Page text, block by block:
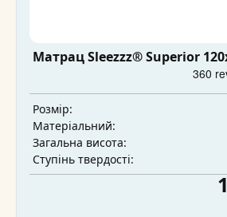
Матрац Sleezzz® Superior
Розмір:
Матеріальний:
Загальна висота:
Ступінь твердості: